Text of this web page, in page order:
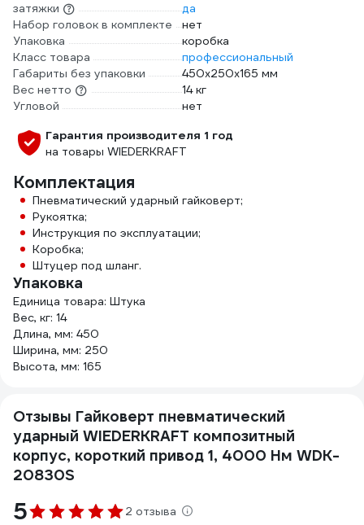
затяжки
да
Набор головок в комплекте
нет
Упаковка
коробка
Класс товара
профессиональный
Габариты без упаковки
450х250х165 мм
Вес нетто
14 кг
Угловой
нет
Гарантия производителя 1 год
на товары WIEDERKRAFT
Комплектация
Пневматический ударный гайковерт;
Рукоятка;
Инструкция по эксплуатации;
Коробка;
Штуцер под шланг.
Упаковка
Единица товара: Штука
Вес, кг: 14
Длина, мм: 450
Ширина, мм: 250
Высота, мм: 165
Отзывы Гайковерт пневматический
ударный WIEDERKRAFT композитный
корпус, короткий привод 1, 4000 Нм WDK-
20830S
5 2 отзыва